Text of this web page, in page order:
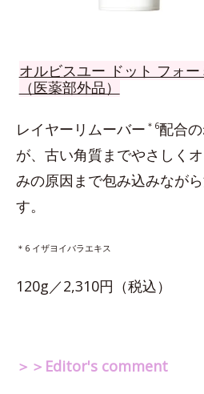
オルビスユー ドット フォー
（医薬部外品）
レイヤーリムーバー ＊6配合
が、古い角質までやさしく
みの原因まで包み込みなが
す。
＊6 イザヨイバラエキス
120g／2,310円（税込）
＞＞Editor's comment